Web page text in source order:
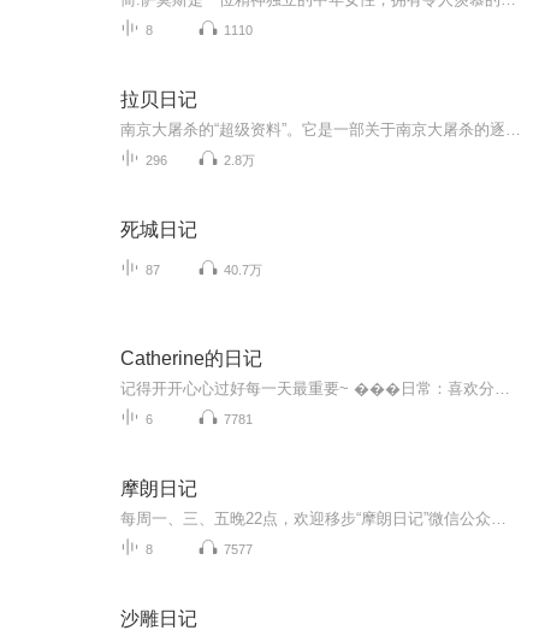
8 1110
拉贝日记
296 2.8万
死城日记
87 40.7万
Catherine的日记
6 7781
摩朗日记
8 7577
沙雕日记